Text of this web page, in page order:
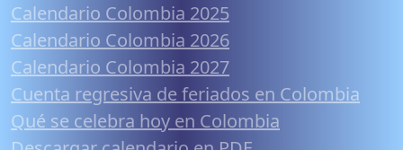
Calendario Colombia 2025
Calendario Colombia 2026
Calendario Colombia 2027
Cuenta regresiva de feriados en Colombia
Qué se celebra hoy en Colombia